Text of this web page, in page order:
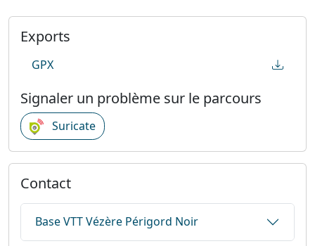
Exports
GPX
Signaler un problème sur le parcours
Suricate
Contact
Base VTT Vézère Périgord Noir